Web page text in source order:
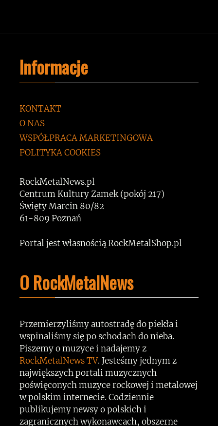
Informacje
KONTAKT
O NAS
WSPÓŁPRACA MARKETINGOWA
POLITYKA COOKIES
RockMetalNews.pl
Centrum Kultury Zamek (pokój 217)
Święty Marcin 80/82
61-809 Poznań
Portal jest własnością RockMetalShop.pl
O RockMetalNews
Przemierzyliśmy autostradę do piekła i
wspinaliśmy się po schodach do nieba.
Piszemy o muzyce i nadajemy z
RockMetalNews TV. Jesteśmy jednym z
największych portali muzycznych
poświęconych muzyce rockowej i metalowej
w polskim internecie. Codziennie
publikujemy newsy o polskich i
zagranicznych wykonawcach, obszerne